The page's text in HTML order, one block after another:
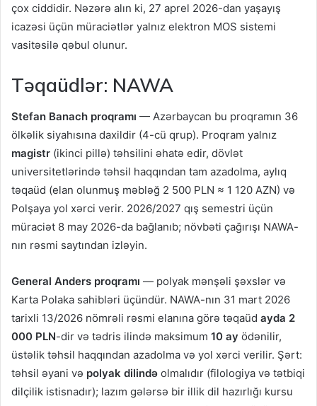
çox ciddidir. Nəzərə alın ki, 27 aprel 2026-dan yaşayış
icazəsi üçün müraciətlər yalnız elektron MOS sistemi
vasitəsilə qəbul olunur.
Təqaüdlər: NAWA
Stefan Banach proqramı — Azərbaycan bu proqramın 36
ölkəlik siyahısına daxildir (4-cü qrup). Proqram yalnız
magistr (ikinci pillə) təhsilini əhatə edir, dövlət
universitetlərində təhsil haqqından tam azadolma, aylıq
təqaüd (elan olunmuş məbləğ 2 500 PLN ≈ 1 120 AZN) və
Polşaya yol xərci verir. 2026/2027 qış semestri üçün
müraciət 8 may 2026-da bağlanıb; növbəti çağırışı NAWA-
nın rəsmi saytından izləyin.
General Anders proqramı — polyak mənşəli şəxslər və
Karta Polaka sahibləri üçündür. NAWA-nın 31 mart 2026
tarixli 13/2026 nömrəli rəsmi elanına görə təqaüd ayda 2
000 PLN-dir və tədris ilində maksimum 10 ay ödənilir,
üstəlik təhsil haqqından azadolma və yol xərci verilir. Şərt:
təhsil əyani və polyak dilində olmalıdır (filologiya və tətbiqi
dilçilik istisnadır); lazım gələrsə bir illik dil hazırlığı kursu